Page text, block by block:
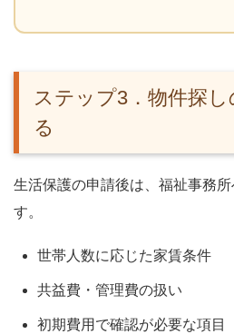
ステップ3．物件探
る
生活保護の申請後は、福祉事務
す。
世帯人数に応じた家賃条件
共益費・管理費の扱い
初期費用で確認が必要な項目